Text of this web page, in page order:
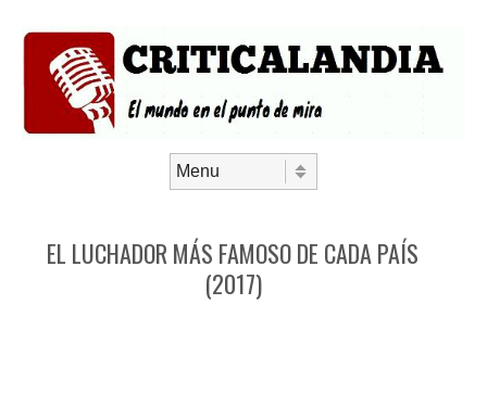
EL LUCHADOR MÁS FAMOSO DE CADA PAÍS
(2017)